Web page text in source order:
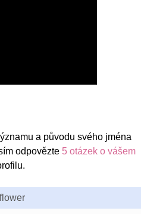
a původu svého jména
odpovězte 5 otázek o vášem